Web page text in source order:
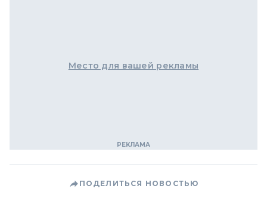
Место для вашей рекламы
ПОДЕЛИТЬСЯ НОВОСТЬЮ